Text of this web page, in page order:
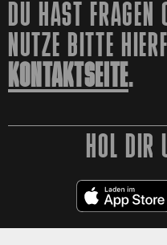
DU HAST FRAGEN
NUTZE BITTE
KONTAKTSEITE.
HOL DIR